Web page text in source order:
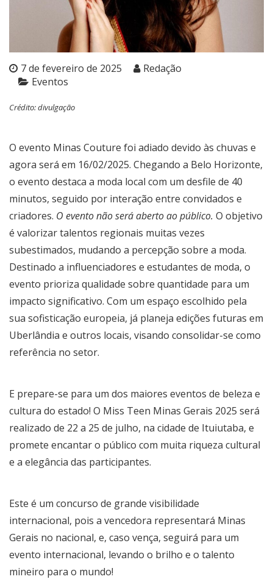
7 de fevereiro de 2025
Redação
Eventos
Crédito: divulgação
O evento Minas Couture foi adiado devido às chuvas e
agora será em 16/02/2025. Chegando a Belo Horizonte,
o evento destaca a moda local com um desfile de 40
minutos, seguido por interação entre convidados e
criadores. O evento não será aberto ao público. O objetivo
é valorizar talentos regionais muitas vezes
subestimados, mudando a percepção sobre a moda.
Destinado a influenciadores e estudantes de moda, o
evento prioriza qualidade sobre quantidade para um
impacto significativo. Com um espaço escolhido pela
sua sofisticação europeia, já planeja edições futuras em
Uberlândia e outros locais, visando consolidar-se como
referência no setor.
E prepare-se para um dos maiores eventos de beleza e
cultura do estado! O Miss Teen Minas Gerais 2025 será
realizado de 22 a 25 de julho, na cidade de Ituiutaba, e
promete encantar o público com muita riqueza cultural
e a elegância das participantes.
Este é um concurso de grande visibilidade
internacional, pois a vencedora representará Minas
Gerais no nacional, e, caso vença, seguirá para um
evento internacional, levando o brilho e o talento
mineiro para o mundo!